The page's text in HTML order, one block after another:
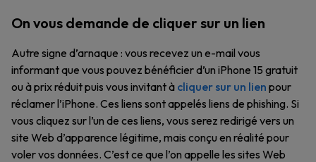
On vous demande de cliquer sur un lien
Autre signe d’arnaque : vous recevez un e-mail vous
informant que vous pouvez bénéficier d’un iPhone 15 gratuit
ou à prix réduit puis vous invitant à cliquer sur un lien pour
réclamer l’iPhone. Ces liens sont appelés liens de phishing. Si
vous cliquez sur l’un de ces liens, vous serez redirigé vers un
site Web d’apparence légitime, mais conçu en réalité pour
voler vos données. C’est ce que l’on appelle les sites Web